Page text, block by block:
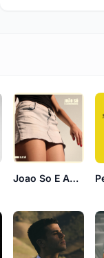
Joao So E Abandonados